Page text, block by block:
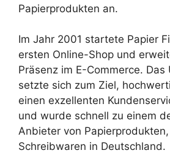
Papierprodukten an.
Im Jahr 2001 startete Papier
ersten Online-Shop und
Präsenz im E-Commerce. Das
setzte sich zum Ziel,
einen exzellenten
und wurde schnell zu einem
Anbieter von
Schreibwaren in Deutschland.